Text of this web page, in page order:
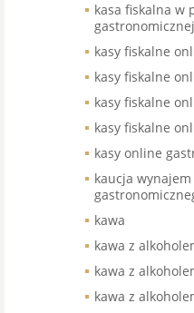
kasa fiskalna w
gastronomicznej
kasy fiskalne
kasy fiskalne
kasy fiskalne
kasy fiskalne
kasy online
kaucja
kawa
kawa z
kawa z
kawa z